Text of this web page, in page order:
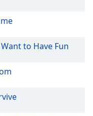
to Have Fun